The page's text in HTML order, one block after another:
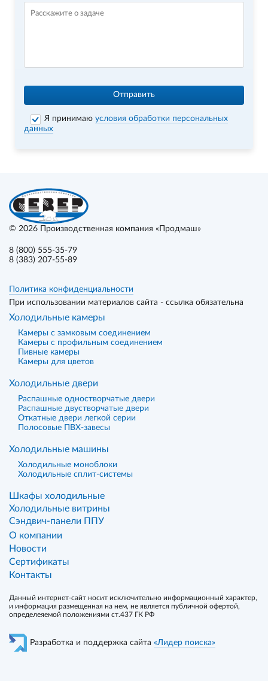
Отправить
Я принимаюусловия обработки персональных
данных
© 2026 Производственная компания «Продмаш»
8 (800) 555-35-79
8 (383) 207-55-89
Политика конфиденциальности
При использовании материалов сайта - ссылка обязательна
Холодильные камеры
Камеры с замковым соединением
Камеры с профильным соединением
Пивные камеры
Камеры для цветов
Холодильные двери
Распашные одностворчатые двери
Распашные двустворчатые двери
Откатные двери легкой серии
Полосовые ПВХ-завесы
Холодильные машины
Холодильные моноблоки
Холодильные сплит-системы
Шкафы холодильные
Холодильные витрины
Сэндвич-панели ППУ
О компании
Новости
Сертификаты
Контакты
Данный интернет-сайт носит исключительно информационный характер,
и информация размещенная на нем, не является публичной офертой,
определеяемой положениями ст.437 ГК РФ
Разработка и поддержка сайта «Лидер поиска»